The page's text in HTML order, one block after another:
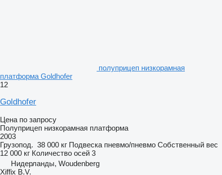
полуприцеп низкорамная
платформа Goldhofer
12
Goldhofer
Цена по запросу
Полуприцеп низкорамная платформа
2003
Грузопод. 38 000 кг Подвеска пневмо/пневмо Собственный вес
12 000 кг Количество осей 3
Нидерланды, Woudenberg
Xiffix B.V.